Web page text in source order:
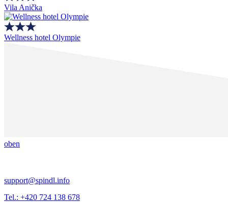
Vila Anička
Wellness hotel Olympie
oben
support@spindl.info
Tel.: +420 724 138 678